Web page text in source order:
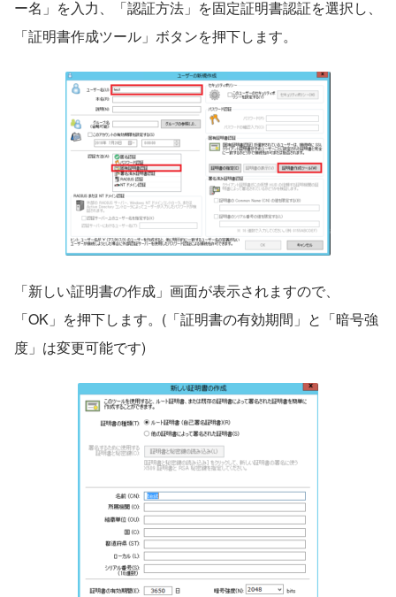
ー名」を入力、「認証方法」を固定証明書認証を選択し、
「証明書作成ツール」ボタンを押下します。
「新しい証明書の作成」画面が表示されますので、
「OK」を押下します。(「証明書の有効期間」と「暗号強
度」は変更可能です)